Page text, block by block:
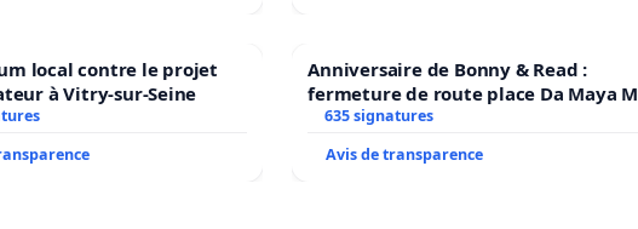
local contre le projet
à Vitry-sur-Seine
Anniversaire de Bonny & Read :
fermeture de route place Da Maya M
635 signatures
Avis de transparence